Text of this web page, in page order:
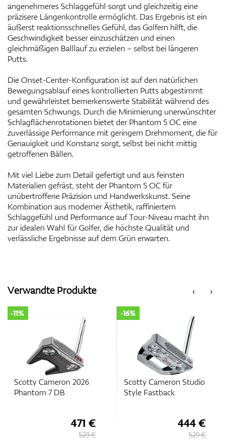
angenehmeres Schlaggefühl sorgt und gleichzeitig eine
präzisere Längenkontrolle ermöglicht. Das Ergebnis ist ein
äußerst reaktionsschnelles Gefühl, das Golfern hilft, die
Geschwindigkeit besser einzuschätzen und einen
gleichmäßigen Balllauf zu erzielen – selbst bei längeren
Putts.
Die Onset-Center-Konfiguration ist auf den natürlichen
Bewegungsablauf eines kontrollierten Putts abgestimmt
und gewährleistet bemerkenswerte Stabilität während des
gesamten Schwungs. Durch die Minimierung unerwünschter
Schlagflächenrotationen bietet der Phantom 5 OC eine
zuverlässige Performance mit geringem Drehmoment, die für
Genauigkeit und Konstanz sorgt, selbst bei nicht mittig
getroffenen Bällen.
Mit viel Liebe zum Detail gefertigt und aus feinsten
Materialien gefräst, steht der Phantom 5 OC für
unübertroffene Präzision und Handwerkskunst. Seine
Kombination aus moderner Ästhetik, raffiniertem
Schlaggefühl und Performance auf Tour-Niveau macht ihn
zur idealen Wahl für Golfer, die höchste Qualität und
verlässliche Ergebnisse auf dem Grün erwarten.
‹
Verwandte Produkte ›
Scotty Cameron 2026
Phantom 7 DB
-11%
471 €
529 €
Scotty Cameron Studio
Style Fastback
-16%
444 €
529 €